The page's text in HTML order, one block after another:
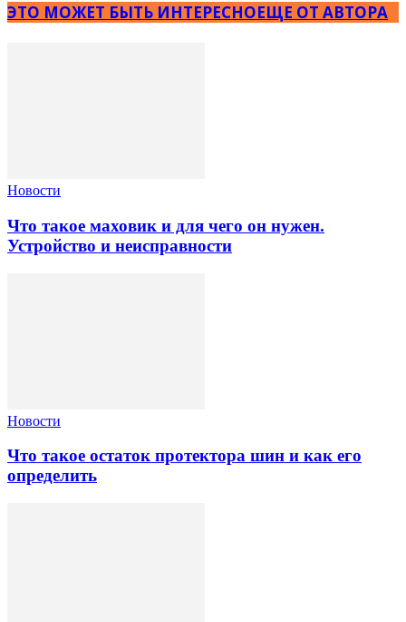
ЭТО МОЖЕТ БЫТЬ ИНТЕРЕСНОЕЩЕ ОТ АВТОРА
Новости
Что такое маховик и для чего он нужен.
Устройство и неисправности
Новости
Что такое остаток протектора шин и как его
определить